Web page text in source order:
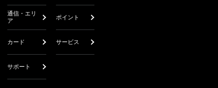
通信・エリ
ア
ポイント
カード サービス
サポート